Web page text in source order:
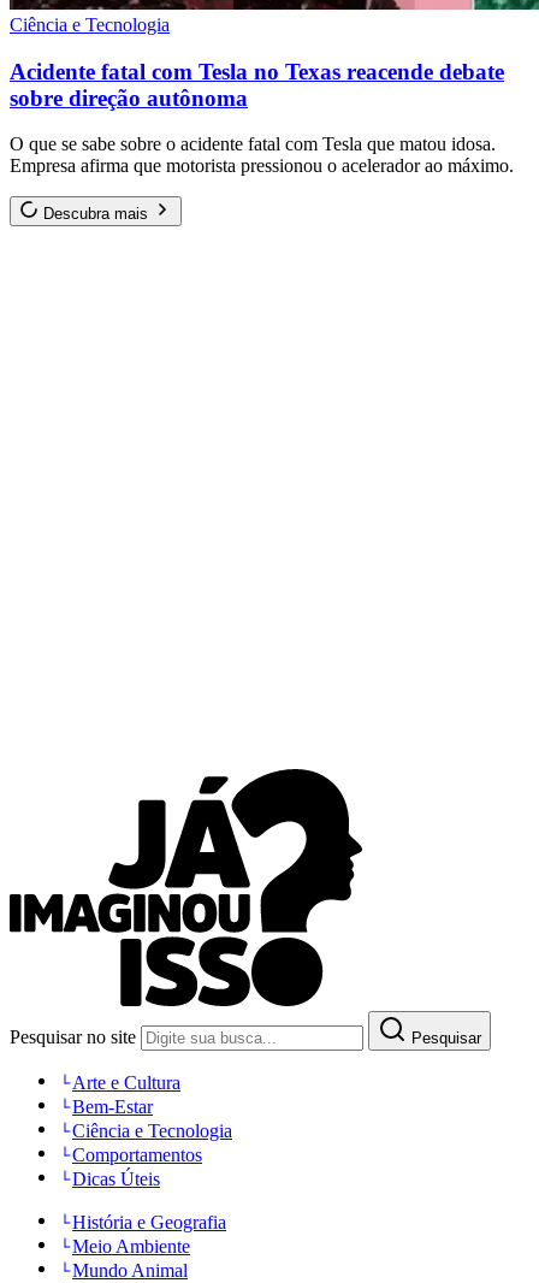
Ciência e Tecnologia
Acidente fatal com Tesla no Texas reacende debate
sobre direção autônoma
O que se sabe sobre o acidente fatal com Tesla que matou idosa.
Empresa afirma que motorista pressionou o acelerador ao máximo.
Descubra mais
Pesquisar no site Pesquisar
Arte e Cultura
Bem-Estar
Ciência e Tecnologia
Comportamentos
Dicas Úteis
História e Geografia
Meio Ambiente
Mundo Animal